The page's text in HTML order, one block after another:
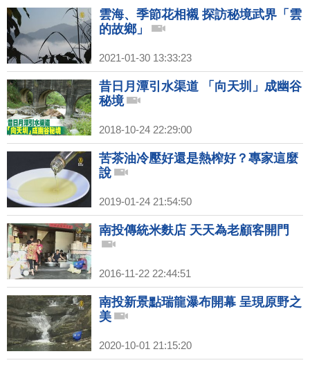
雲海、季節花相襯 探訪秘境武界「雲
的故鄉」
2021-01-30 13:33:23
昔日月潭引水渠道 「向天圳」成幽谷
秘境
2018-10-24 22:29:00
苦茶油冷壓好還是熱榨好？專家這麼
說
2019-01-24 21:54:50
南投傳統米麩店 天天為老顧客開門
2016-11-22 22:44:51
南投新景點瑞龍瀑布開幕 呈現原野之
美
2020-10-01 21:15:20